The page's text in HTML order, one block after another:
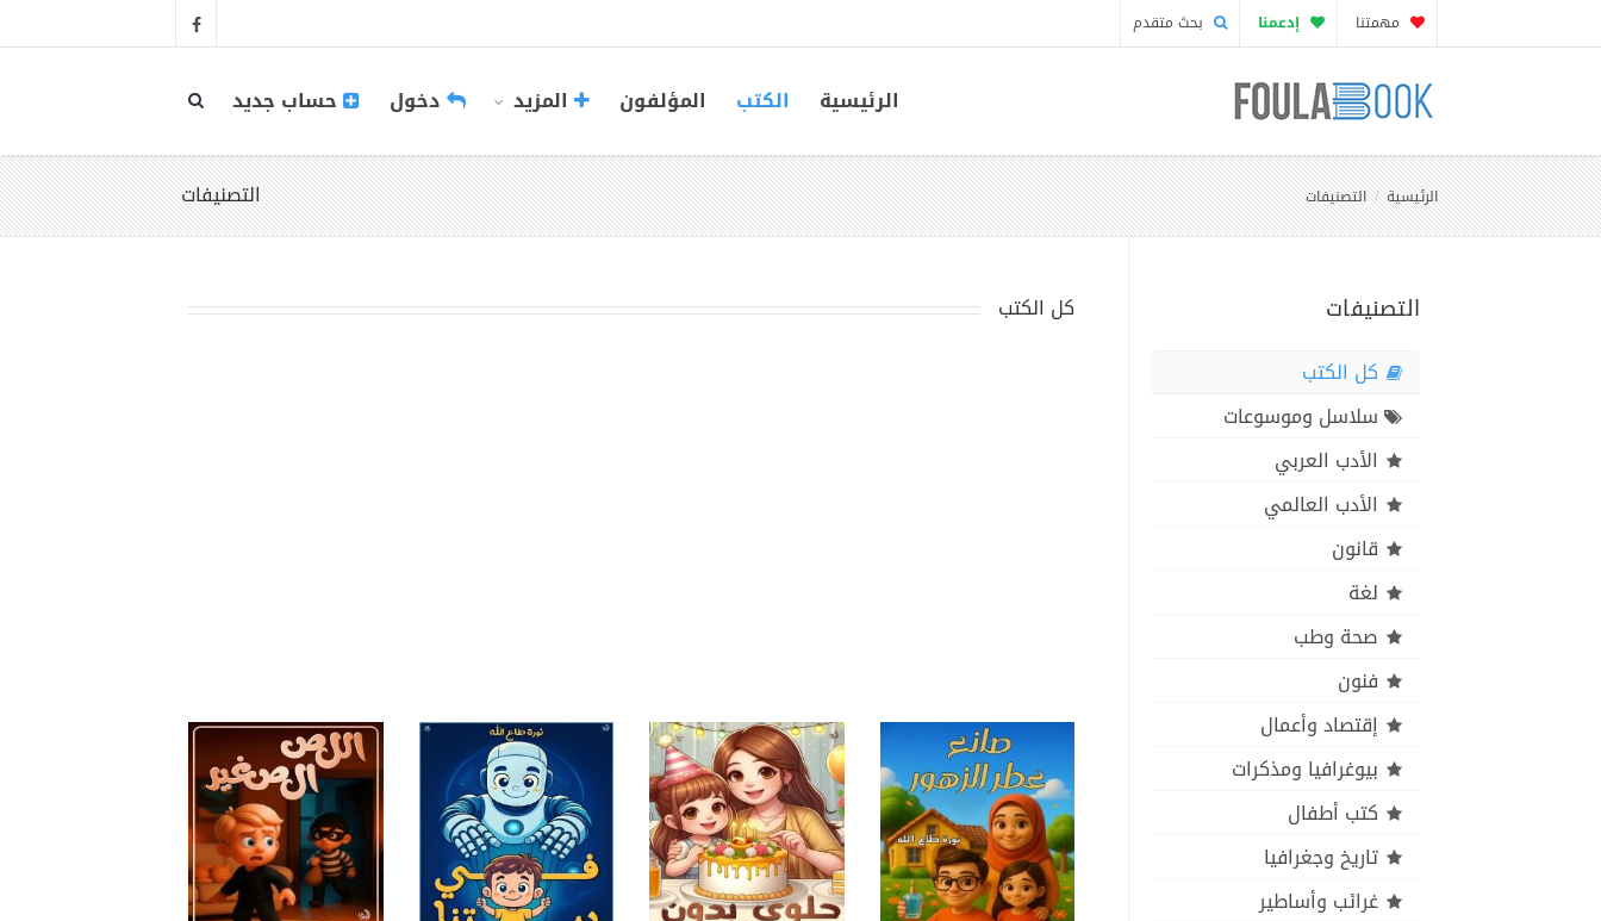
مهمتنا إدعمنا بحث متقدم
الرئيسية الكتب المؤلفون المزيد دخول حساب جديد
التصنيفات الرئيسية التصنيفات
التصنيفات
كل الكتب
سلاسل وموسوعات
الأدب العربي
الأدب العالمي
قانون
لغة
صحة وطب
فنون
إقتصاد وأعمال
بيوغرافيا ومذكرات
كتب أطفال
تاريخ وجغرافيا
غرائب وأساطير
كل الكتب